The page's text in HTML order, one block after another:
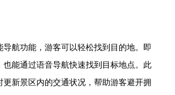
导航功能，游客可以轻松找到目的地。即
也能通过语音导航快速找到目标地点。此
更新景区内的交通状况，帮助游客避开拥